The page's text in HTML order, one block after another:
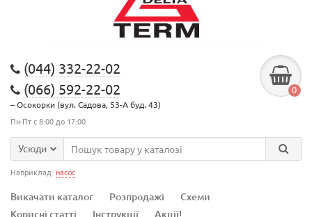
(044) 332-22-02
(066) 592-22-02
– Осокорки (вул. Садова, 53-А буд. 43)
Пн-Пт с 8:00 до 17:00
0
Усюди
Наприклад: насос
Викачати каталог Розпродажі
Схеми
Корисні статті
Інструкції Акції!